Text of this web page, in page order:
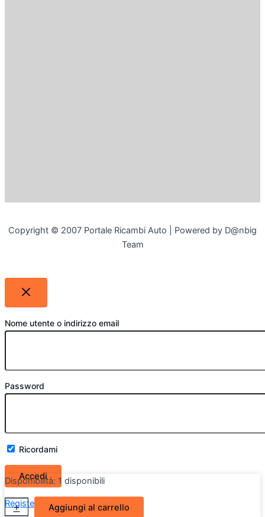
Copyright © 2007 Portale Ricambi Auto | Powered by D@nbig
Team
Nome utente o indirizzo email
Password
Ricordami
Register Lost your password?
Disponibilità: 1 disponibili
-
Ossatura
frontale
+ Aggiungi al carrello